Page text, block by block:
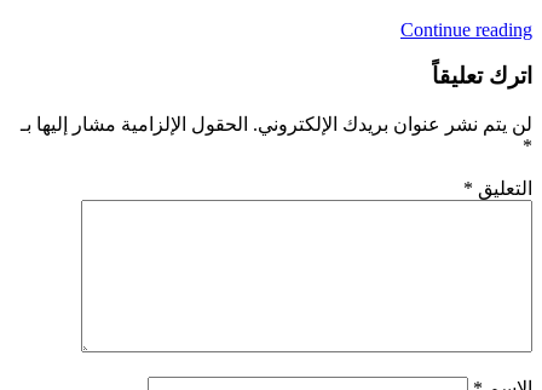
Continue reading
اترك تعليقاً
لن يتم نشر عنوان بريدك الإلكتروني. الحقول الإلزامية مشار إليها بـ
*
التعليق *